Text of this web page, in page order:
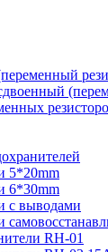
5*20mm
6*30mm
с выводами
RH-01